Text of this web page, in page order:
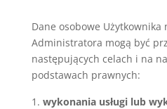
Dane osobowe Użytkownika
Administratora mogą być
następujących celach i na
podstawach prawnych:
wykonania usługi lub